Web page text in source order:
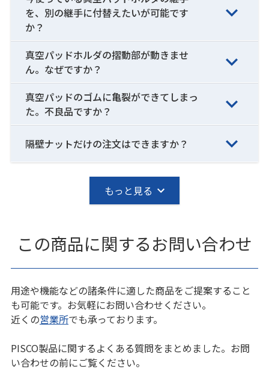
を、別の継手に付替えたいが可能です
か？
真空パッドホルダの摺動部が動きませ
ん。なぜですか？
真空パッドのゴムに亀裂ができてしまっ
た。不良品ですか？
隔壁ナットだけの注文はできますか？
もっと見る
この商品に関するお問い合わせ
用途や機能などの諸条件に適した商品をご提案すること
も可能です。お気軽にお問い合わせください。
近くの営業所でも承っております。
PISCO製品に関するよくある質問をまとめました。お問
い合わせの前にご覧ください。